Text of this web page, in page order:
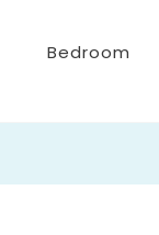
Bedroom